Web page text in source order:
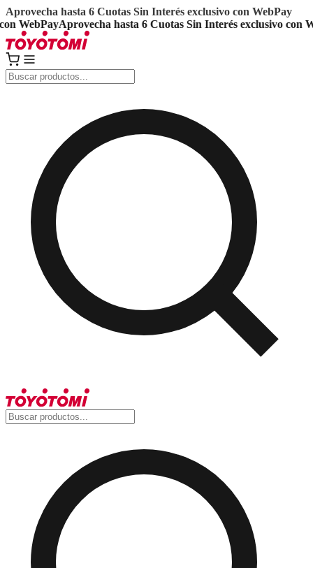
Aprovecha hasta 6 Cuotas Sin Interés exclusivo con WebPay
WebPayAprovecha hasta 6 Cuotas Sin Interés exclusivo con